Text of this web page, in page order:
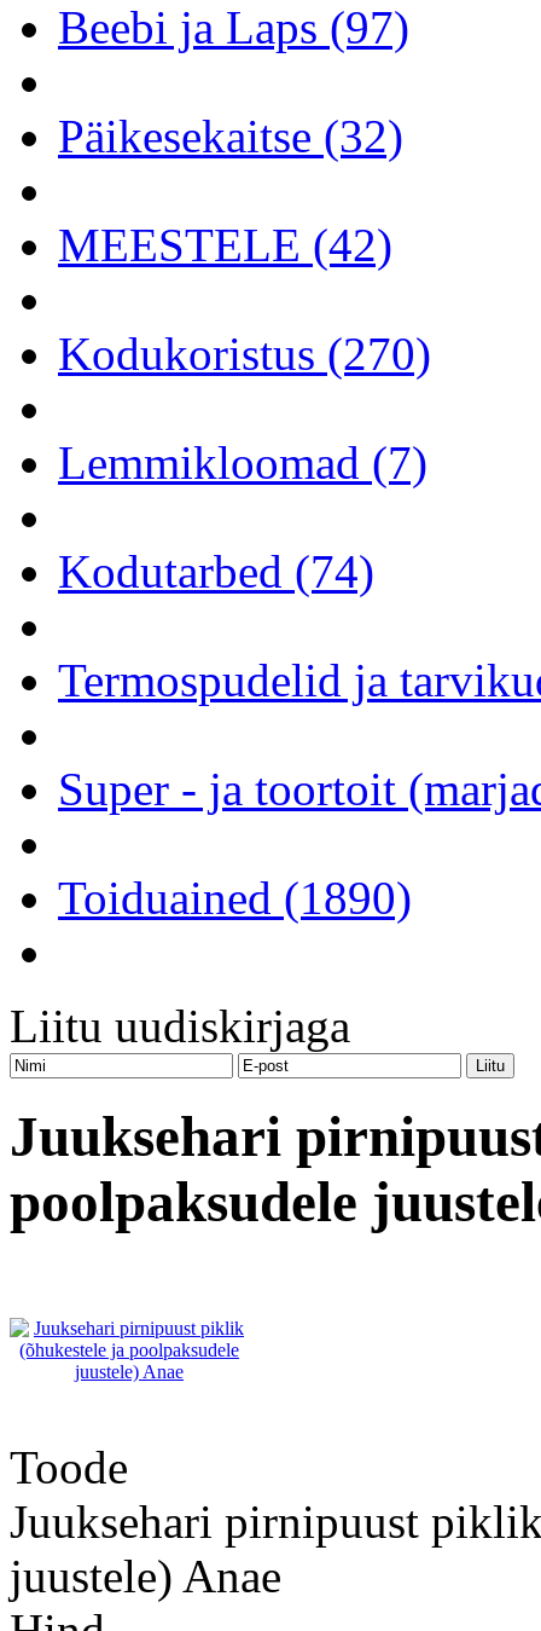
Beebi ja Laps (97)
Päikesekaitse (32)
MEESTELE (42)
Kodukoristus (270)
Lemmikloomad (7)
Kodutarbed (74)
Termospudelid ja
Super - ja toortoit
Toiduained (1890)
Liitu uudiskirjaga
Juuksehari
poolpaksudele
Toode
Juuksehari pirnipuust
juustele) Anae